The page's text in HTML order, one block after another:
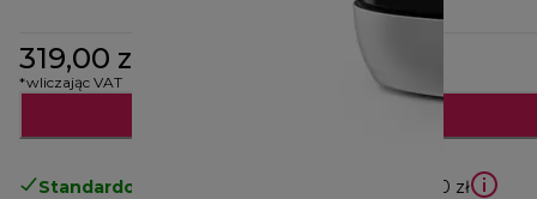
319,00 zł
*wliczając VAT
Standardowa bezpłatna dostawa powyżej 210 zł